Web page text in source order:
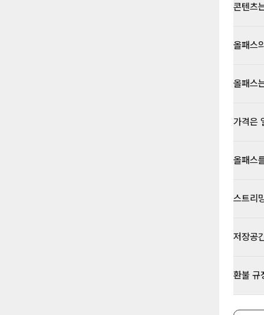
콘텐츠
올패스
올패스
가격은
올패스
스트리
저장공
환불 규